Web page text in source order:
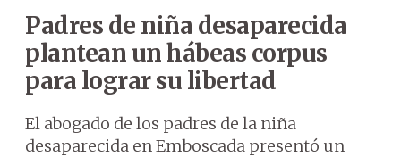
Padres de niña desaparecida
plantean un hábeas corpus
para lograr su libertad
El abogado de los padres de la niña
desaparecida en Emboscada presentó un